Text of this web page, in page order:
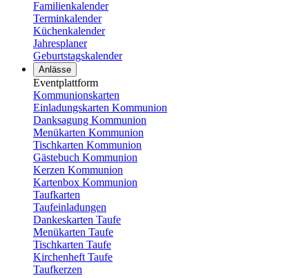
Familienkalender
Terminkalender
Küchenkalender
Jahresplaner
Geburtstagskalender
Anlässe
Eventplattform
Kommunionskarten
Einladungskarten Kommunion
Danksagung Kommunion
Menükarten Kommunion
Tischkarten Kommunion
Gästebuch Kommunion
Kerzen Kommunion
Kartenbox Kommunion
Taufkarten
Taufeinladungen
Dankeskarten Taufe
Menükarten Taufe
Tischkarten Taufe
Kirchenheft Taufe
Taufkerzen